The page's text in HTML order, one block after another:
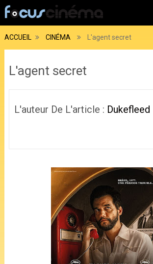
ACCUEIL CINÉMA L'agent secret
L'agent secret
L'auteur De L'article : Dukefleed